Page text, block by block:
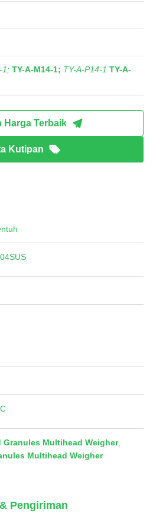
1; TY-A-M14-1; TY-A-P14-1 TY-A-
Harga Terbaik
Kutipan
Granules Multihead Weigher,
Multihead Weigher
Pengiriman